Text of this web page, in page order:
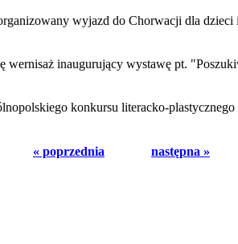
wyjazd do Chorwacji dla
inaugurujący wystawę pt.
konkursu literacko-
« poprzednia następna »